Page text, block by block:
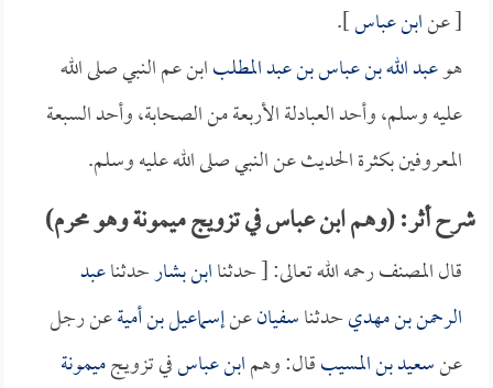
[ عنابن عباس].
هوعبد الله بن عباس بن عبد المطلبابن عم النبي صلى الله
عليه وسلم، وأحد العبادلة الأربعة من الصحابة، وأحد السبعة
المعروفين بكثرة الحديث عن النبي صلى الله عليه وسلم.
شرح أثر: (وهم ابن عباس في تزويج ميمونة وهو محرم)
قال المصنف رحمه الله تعالى: [ حدثناابن بشارحدثناعبد
الرحمن بن مهديحدثناسفيانعنإسماعيل بن أميةعن رجل
عنسعيد بن المسيبقال: وهمابن عباسفي تزويجميمونة